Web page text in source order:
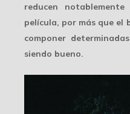
reducen
película, por más que el
componer
siendo bueno.